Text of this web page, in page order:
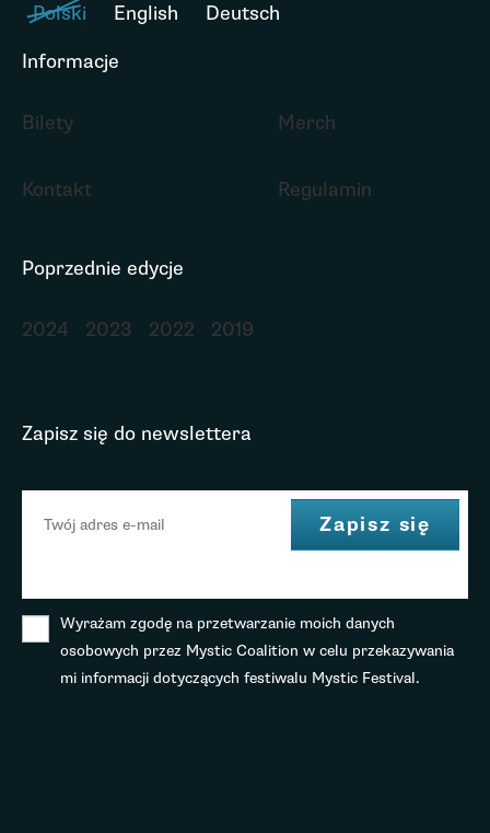
Polski English
Deutsch
Informacje
Bilety
Kontakt
Merch
Regulamin
Poprzednie edycje
2024 2023 2022 2019
Zapisz się do newslettera
Wyrażam zgodę na przetwarzanie moich danych
osobowych przez Mystic Coalition w celu przekazywania
mi informacji dotyczących festiwalu Mystic Festival.